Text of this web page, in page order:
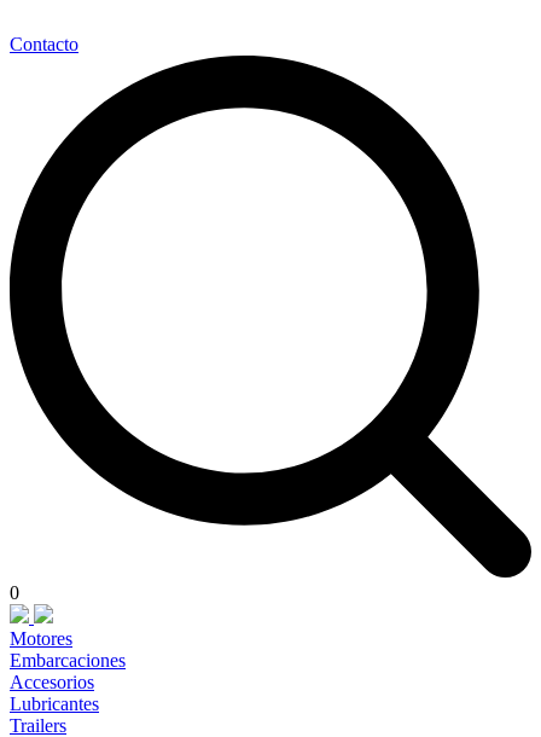
Contacto
0
Motores
Embarcaciones
Accesorios
Lubricantes
Trailers